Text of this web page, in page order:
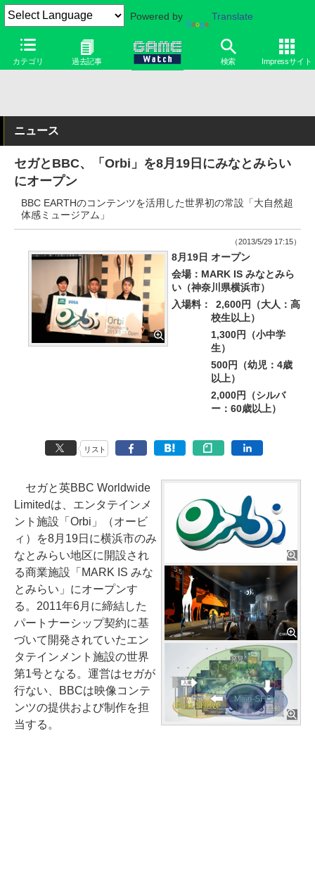
Powered by Translate
カテゴリ 過去記事 検索 Impressサイト
ニュース
セガとBBC、「Orbi」を8月19日にみなとみらい
にオープン
BBC EARTHのコンテンツを活用した世界初の常設「大自然超
体感ミュージアム」
（2013/5/29 17:15）
8月19日 オープン
会場：MARK IS みなとみら
い（神奈川県横浜市）
入場料：
2,600円（大人：高
校生以上）
1,300円（小中学
生）
500円（幼児：4歳
以上）
2,000円（シルバ
ー：60歳以上）
リスト
セガと英BBC Worldwide
Limitedは、エンタテインメ
ント施設「Orbi」（オービ
ィ）を8月19日に横浜市のみ
なとみらい地区に開設され
る商業施設「MARK IS みな
とみらい」にオープンす
る。2011年6月に締結した
パートナーシップ契約に基
づいて開発されていたエン
タテインメント施設の世界
第1号となる。運営はセガが
行ない、BBCは映像コンテ
ンツの提供および制作を担
当する。